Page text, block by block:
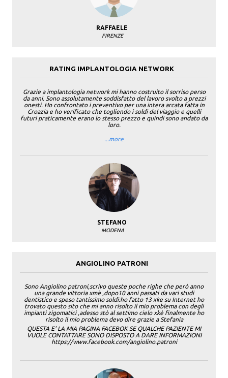
RAFFAELE
FIRENZE
RATING IMPLANTOLOGIA NETWORK
Grazie a implantologia network mi hanno costruito il sorriso perso
da anni. Sono assolutamente soddisfatto del lavoro svolto a prezzi
onesti. Ho confrontato i preventivo per una intera arcata fatta in
Croazia e ho verificato che togliendo i soldi del viaggio e quelli
futuri praticamente erano lo stesso prezzo e quindi sono andato da
loro.
...more
STEFANO
MODENA
ANGIOLINO PATRONI
Sono Angiolino patroni,scrivo queste poche righe che però anno
una grande vittoria xmè ,dopo10 anni passati da vari studi
dentistico e speso tantissimo soldi:ho fatto 13 xke su Internet ho
trovato questo sito che mi anno risolto il mio problema con degli
impianti zigomatici ,adesso stò al settimo cielo xkè finalmente ho
risolto il mio problema devo dire grazie a Stefania
QUESTA E' LA MIA PAGINA FACEBOK SE QUALCHE PAZIENTE MI
VUOLE CONTATTARE SONO DISPOSTO A DARE INFORMAZIONI
https://www.facebook.com/angiolino.patroni